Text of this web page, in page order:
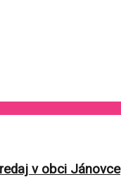
v obci Jánovce